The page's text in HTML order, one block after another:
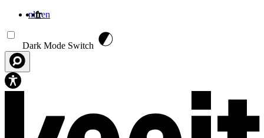
nlfren
Dark Mode Switch